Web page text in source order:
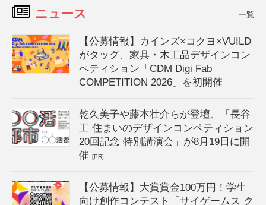
ニュース 一覧
【公募情報】カインズ×コクヨ×VUILD
がタッグ、家具・木工品デザインコン
ペティション「CDM Digi Fab
COMPETITION 2026」を初開催
乾久美子や藤本壮介らが登壇、「長谷
工 住まいのデザインコンペティション
20回記念 特別講演会」が8月19日に開
催[PR]
【公募情報】大賞賞金100万円！学生
向け創作コンテスト「サイゲームス ク